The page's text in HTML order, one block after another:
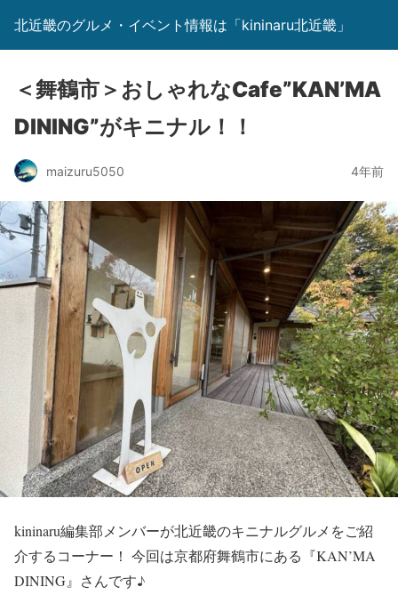
北近畿のグルメ・イベント情報は「kininaru北近畿」
＜舞鶴市＞おしゃれなCafe”KAN’MA
DINING”がキニナル！！
maizuru5050 4年前
kininaru編集部メンバーが北近畿のキニナルグルメをご紹
介するコーナー！ 今回は京都府舞鶴市にある『KAN’MA
DINING』さんです♪